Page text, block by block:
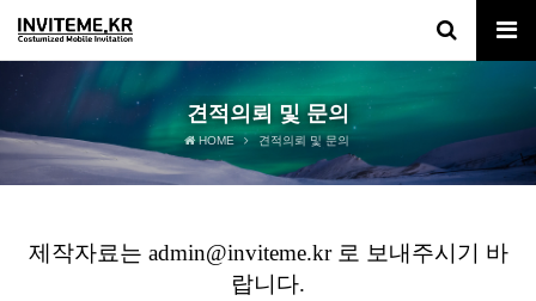
견적의뢰 및 문의
HOME 견적의뢰 및 문의
제작자료는 admin@inviteme.kr 로 보내주시기 바
랍니다.